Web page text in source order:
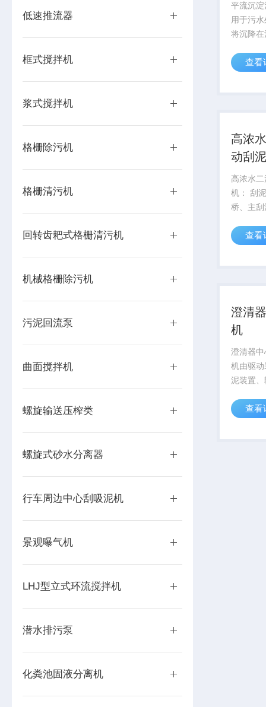
低速推流器
框式搅拌机
浆式搅拌机
格栅除污机
格栅清污机
回转齿耙式格栅清污机
机械格栅除污机
污泥回流泵
曲面搅拌机
螺旋输送压榨类
螺旋式砂水分离器
行车周边中心刮吸泥机
景观曝气机
LHJ型立式环流搅拌机
潜水排污泵
化粪池固液分离机
平流沉
用于污
将沉降
渣槽。
查看
高浓
动刮
高浓水
机： 刮泥机由驱动装置、工作
桥、主
流堰板
查看
澄清
机
澄清器中
机由驱
泥装置
挡渣板
查看